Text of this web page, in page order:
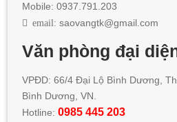
Mobile: 0937.791.203
email: saovangtk@gmail.com
Văn phòng đại
VPĐD: 66/4 Đại Lộ Bình Dương,
Bình Dương, VN.
Hotline: 0985 445 203